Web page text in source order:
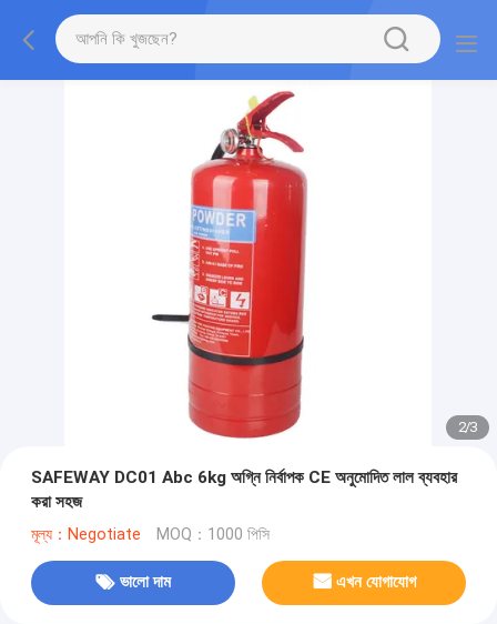
2/3
SAFEWAY DC01 Abc 6kg অগ্নি নির্বাপক CE অনুমোদিত লাল ব্যবহার
করা সহজ
মূল্য：Negotiate MOQ：1000 পিসি
ভালো দাম এখন যোগাযোগ